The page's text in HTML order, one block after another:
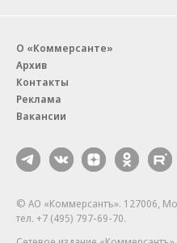
О «Коммерсанте»
Архив
Контакты
Реклама
Вакансии
© АО «Коммерсантъ». 127006,
тел. +7 (495) 797-69-70.